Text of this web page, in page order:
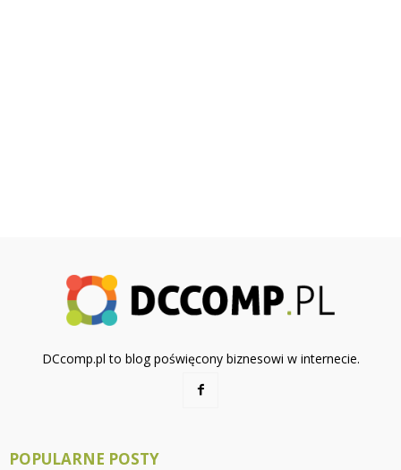
DCcomp.pl to blog poświęcony biznesowi w internecie.
POPULARNE POSTY